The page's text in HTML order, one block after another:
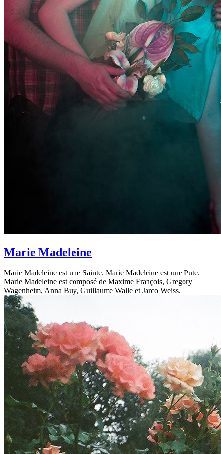
Marie Madeleine
Marie Madeleine est une Sainte. Marie Madeleine est une Pute.
Marie Madeleine est composé de Maxime François, Gregory
Wagenheim, Anna Buy, Guillaume Walle et Jarco Weiss.